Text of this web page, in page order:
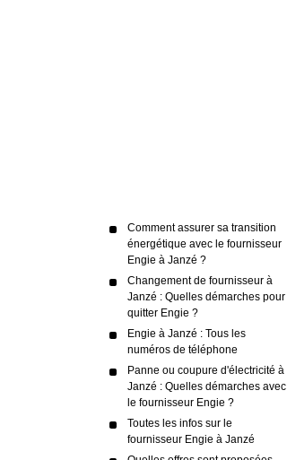
Comment assurer sa transition
énergétique avec le fournisseur
Engie à Janzé ?
Changement de fournisseur à
Janzé : Quelles démarches pour
quitter Engie ?
Engie à Janzé : Tous les
numéros de téléphone
Panne ou coupure d'électricité à
Janzé : Quelles démarches avec
le fournisseur Engie ?
Toutes les infos sur le
fournisseur Engie à Janzé